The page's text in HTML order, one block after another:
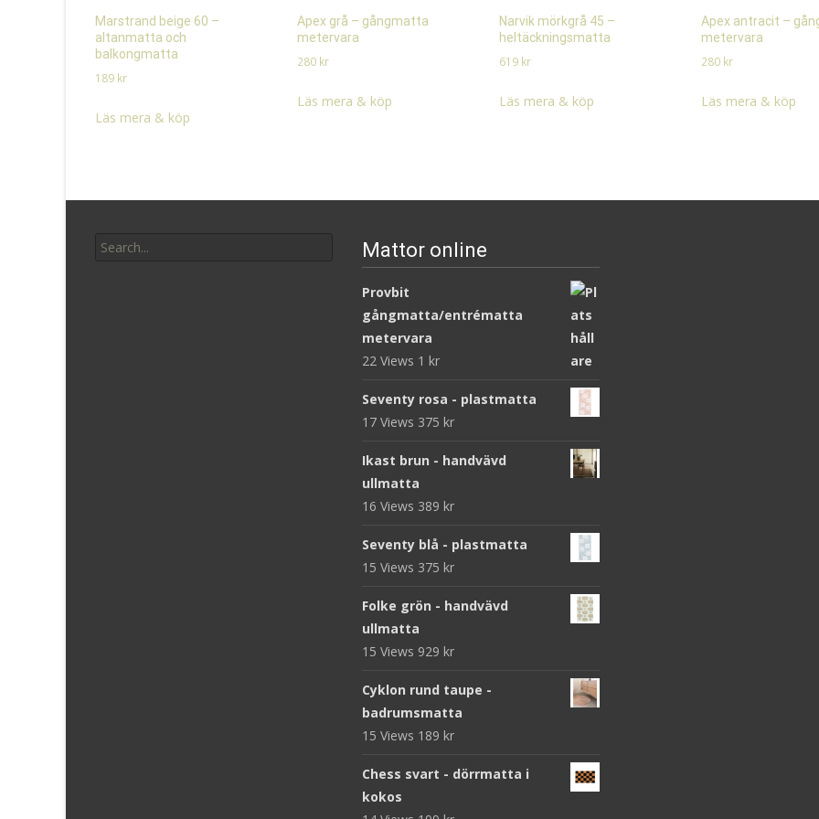
Marstrand beige 60 –
altanmatta och
balkongmatta
189 kr
Läs mera & köp
Apex grå – gångmatta
metervara
280 kr
Läs mera & köp
Narvik mörkgrå 45 –
heltäckningsmatta
619 kr
Läs mera & köp
Apex antracit –
metervara
280 kr
Läs mera & köp
for:
Mattor online
Provbit
gångmatta/entrématta
metervara
22 Views 1 kr
Seventy rosa - plastmatta
17 Views 375 kr
Ikast brun - handvävd
ullmatta
16 Views 389 kr
Seventy blå - plastmatta
15 Views 375 kr
Folke grön - handvävd
ullmatta
15 Views 929 kr
Cyklon rund taupe -
badrumsmatta
15 Views 189 kr
Chess svart - dörrmatta i
kokos